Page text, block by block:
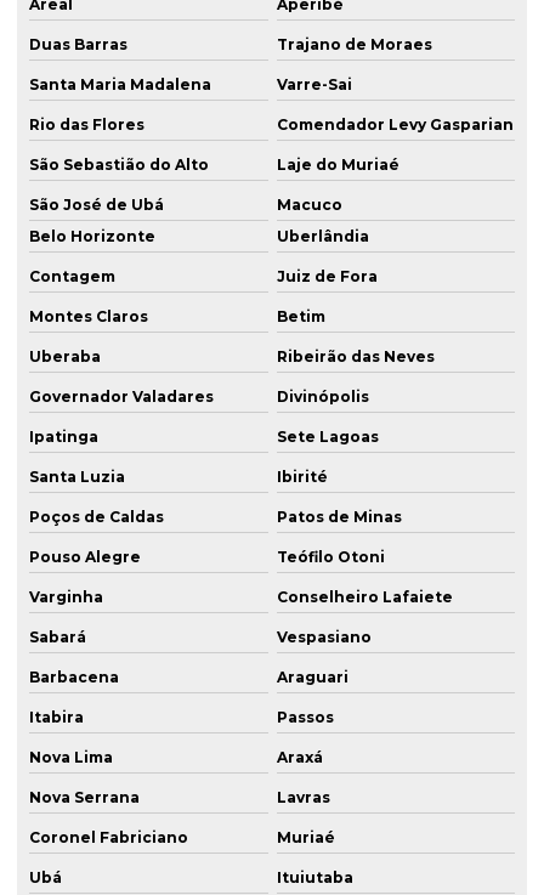
Areal Aperibé
Duas Barras Trajano de Moraes
Santa Maria Madalena Varre-Sai
Rio das Flores Comendador Levy Gasparian
São Sebastião do Alto Laje do Muriaé
São José de Ubá
Macuco
Belo Horizonte
Uberlândia
Contagem Juiz de Fora
Montes Claros Betim
Uberaba Ribeirão das Neves
Governador Valadares Divinópolis
Ipatinga Sete Lagoas
Santa Luzia Ibirité
Poços de Caldas Patos de Minas
Pouso Alegre Teófilo Otoni
Varginha Conselheiro Lafaiete
Sabará Vespasiano
Barbacena Araguari
Itabira Passos
Nova Lima Araxá
Nova Serrana Lavras
Coronel Fabriciano Muriaé
Ubá Ituiutaba